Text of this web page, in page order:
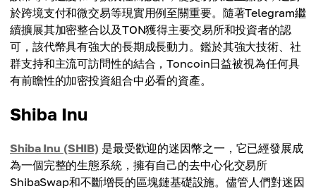
於跨境支付和微交易等現實用例至關重要。隨著Telegram繼
續擴展其加密整合以及TON獲得主要交易所和投資者的認
可，該代幣具有強大的長期成長動力。鑑於其強大技術、社
群支持和主流可訪問性的結合，Toncoin日益被視為任何具
有前瞻性的加密投資組合中必看的資產。
Shiba Inu
Shiba Inu (SHIB) 是最受歡迎的迷因幣之一，它已經發展成
為一個完整的生態系統，擁有自己的去中心化交易所
ShibaSwap和不斷增長的區塊鏈基礎設施。儘管人們對迷因